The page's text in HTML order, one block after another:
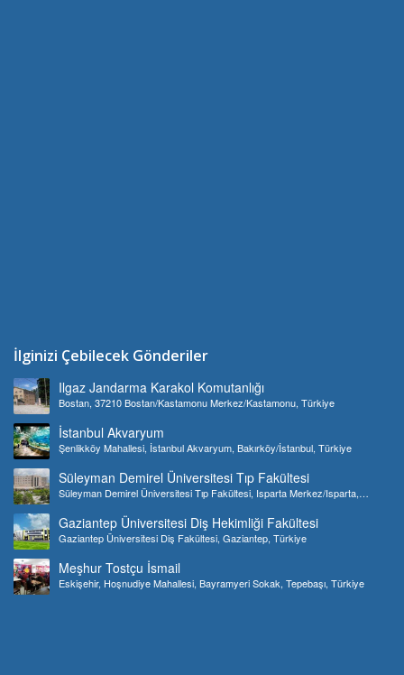
İlginizi Çebilecek Gönderiler
Ilgaz Jandarma Karakol Komutanlığı
Bostan, 37210 Bostan/Kastamonu Merkez/Kastamonu, Türkiye
İstanbul Akvaryum
Şenlikköy Mahallesi, İstanbul Akvaryum, Bakırköy/İstanbul, Türkiye
Süleyman Demirel Üniversitesi Tıp Fakültesi
Süleyman Demirel Üniversitesi Tıp Fakültesi, Isparta Merkez/Isparta,
Gaziantep Üniversitesi Diş Hekimliği Fakültesi
Gaziantep Üniversitesi Diş Fakültesi, Gaziantep, Türkiye
Meşhur Tostçu İsmail
Eskişehir, Hoşnudiye Mahallesi, Bayramyeri Sokak, Tepebaşı, Türkiye